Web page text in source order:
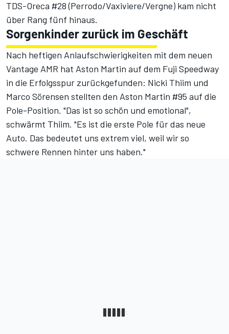
TDS-Oreca #28 (Perrodo/Vaxiviere/Vergne) kam nicht
über Rang fünf hinaus.
Sorgenkinder zurück im Geschäft
Nach heftigen Anlaufschwierigkeiten mit dem neuen
Vantage AMR hat Aston Martin auf dem Fuji Speedway
in die Erfolgsspur zurückgefunden: Nicki Thiim und
Marco Sörensen stellten den Aston Martin #95 auf die
Pole-Position. "Das ist so schön und emotional",
schwärmt Thiim. "Es ist die erste Pole für das neue
Auto. Das bedeutet uns extrem viel, weil wir so
schwere Rennen hinter uns haben."